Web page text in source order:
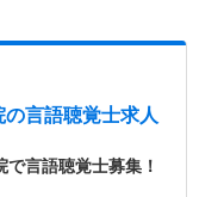
の言語聴覚士求人
言語聴覚士募集！